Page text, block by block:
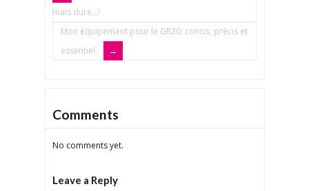
mais dure…!
Mon équipement pour le GR20: concis, précis et
essentiel
Comments
No comments yet.
Leave a Reply